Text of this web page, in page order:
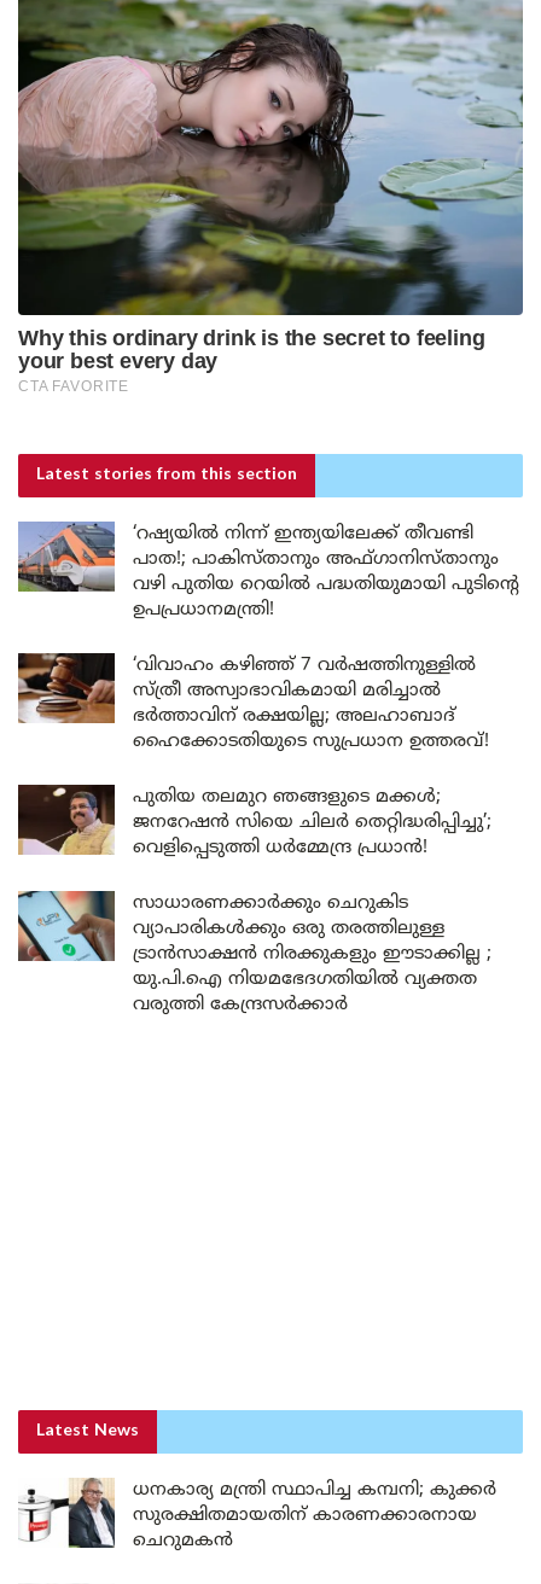
Latest stories from this section
‘റഷ്യയിൽ നിന്ന് ഇന്ത്യയിലേക്ക് തീവണ്ടി
പാത!; പാകിസ്താനും അഫ്ഗാനിസ്താനും
വഴി പുതിയ റെയിൽ പദ്ധതിയുമായി പുടിന്റെ
ഉപപ്രധാനമന്ത്രി!
‘വിവാഹം കഴിഞ്ഞ് 7 വർഷത്തിനുള്ളിൽ
സ്ത്രീ അസ്വാഭാവികമായി മരിച്ചാൽ
ഭർത്താവിന് രക്ഷയില്ല; അലഹാബാദ്
ഹൈക്കോടതിയുടെ സുപ്രധാന ഉത്തരവ്!
പുതിയ തലമുറ ഞങ്ങളുടെ മക്കൾ;
ജനറേഷൻ സിയെ ചിലർ തെറ്റിദ്ധരിപ്പിച്ചു’;
വെളിപ്പെടുത്തി ധർമ്മേന്ദ്ര പ്രധാൻ!
സാധാരണക്കാർക്കും ചെറുകിട
വ്യാപാരികൾക്കും ഒരു തരത്തിലുള്ള
ട്രാൻസാക്ഷൻ നിരക്കുകളും ഈടാക്കില്ല ;
യു.പി.ഐ നിയമഭേദഗതിയിൽ വ്യക്തത
വരുത്തി കേന്ദ്രസർക്കാർ
Latest News
ധനകാര്യ മന്ത്രി സ്ഥാപിച്ച കമ്പനി; കുക്കർ
സുരക്ഷിതമായതിന് കാരണക്കാരനായ
ചെറുമകൻ